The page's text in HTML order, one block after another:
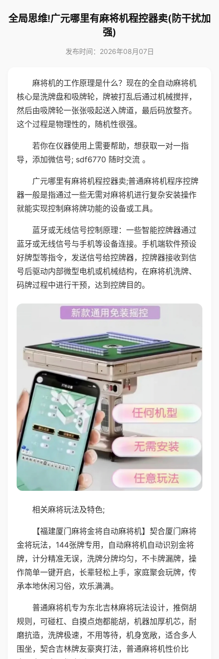
全局思维!广元哪里有麻将机程控器卖(防干扰加
强)
发布时间：2026年08月07日
麻将机的工作原理是什么？现在的全自动麻将机
核心是洗牌盘和吸牌轮，牌被打乱后通过机械搅拌，
然后由吸牌轮一张张吸起送入牌道，最后码放整齐。
这个过程是物理性的，随机性很强。
若你在仪器使用上需要帮助，想获取一对一指
导，添加微信号; sdf6770 随时交流 。
广元哪里有麻将机程控器卖;普通麻将机程序控牌
器一般是指通过一些无需对麻将机进行复杂安装操作
就能实现控制麻将牌功能的设备或工具。
蓝牙或无线信号控制原理：一些智能控牌器通过
蓝牙或无线信号与手机等设备连接。手机端软件预设
好牌型等指令，发送信号给控牌器，控牌器接收到信
号后驱动内部微型电机或机械结构，在麻将机洗牌、
码牌过程中进行干预，达到控牌目的。
相关麻将玩法及特色;
【福建厦门麻将金将自动麻将机】契合厦门麻将
金将玩法，144张牌专用，自动麻将机自动识别金将
牌，计分精准无误，洗牌分牌均匀，不卡牌漏牌，操
作简单一键开启，长辈轻松上手，家庭聚会玩牌，传
承本地休闲习俗，欢乐满满。
普通麻将机专为东北吉林麻将玩法设计，推倒胡
规则，可碰杠、自摸点炮都能胡，机器加厚机芯，耐
磨抗造，洗牌极速，不用等待，机身宽敞，适合多人
围坐，契合吉林牌友豪爽打法，普通麻将机性价比